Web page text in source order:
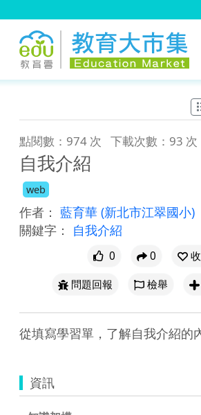
點閱數：974 次 下載次數：93 次
自我介紹
web
作者： 藍育華 (新北市江翠國小)
關鍵字：
自我介紹
0 0
問題回報
檢舉
從填寫學習單，了解自我介紹的
資訊